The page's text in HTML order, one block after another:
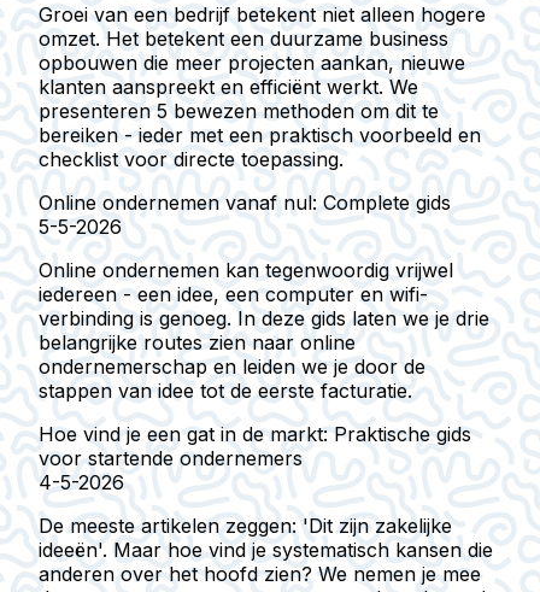
Groei van een bedrijf betekent niet alleen hogere
omzet. Het betekent een duurzame business
opbouwen die meer projecten aankan, nieuwe
klanten aanspreekt en efficiënt werkt. We
presenteren 5 bewezen methoden om dit te
bereiken - ieder met een praktisch voorbeeld en
checklist voor directe toepassing.
Online ondernemen vanaf nul: Complete gids
5-5-2026
Online ondernemen kan tegenwoordig vrijwel
iedereen - een idee, een computer en wifi-
verbinding is genoeg. In deze gids laten we je drie
belangrijke routes zien naar online
ondernemerschap en leiden we je door de
stappen van idee tot de eerste facturatie.
Hoe vind je een gat in de markt: Praktische gids
voor startende ondernemers
4-5-2026
De meeste artikelen zeggen: 'Dit zijn zakelijke
ideeën'. Maar hoe vind je systematisch kansen die
anderen over het hoofd zien? We nemen je mee